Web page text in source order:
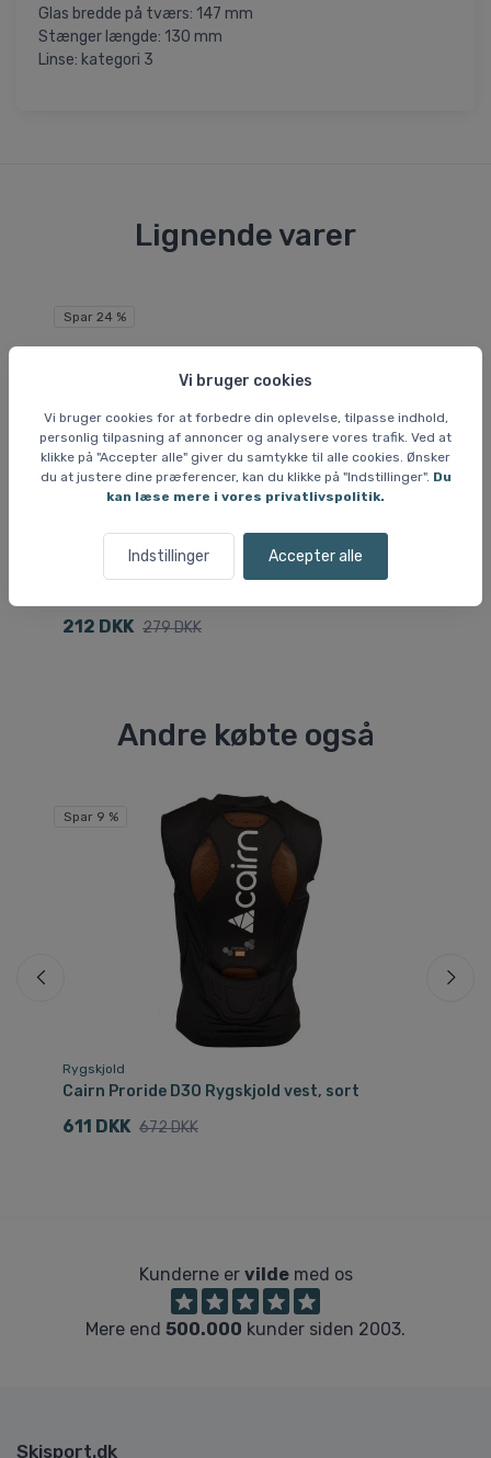
Vi bruger cookies
Vi bruger cookies for at forbedre din oplevelse, tilpasse indhold,
personlig tilpasning af annoncer og analysere vores trafik. Ved at
klikke på "Accepter alle" giver du samtykke til alle cookies. Ønsker
du at justere dine præferencer, kan du klikke på "Indstillinger". Du
kan læse mere i vores privatlivspolitik.
Indstillinger Accepter alle
Glas bredde på tværs: 147 mm
Stænger længde: 130 mm
Linse: kategori 3
Lignende varer
Spar 24 %
212 DKK 279 DKK
Andre købte også
Spar 9 %
Rygskjold
Cairn Proride D3O Rygskjold vest, sort
611 DKK 672 DKK
Kunderne er vildemed os
Mere end 500.000 kunder siden 2003.
Skisport.dk